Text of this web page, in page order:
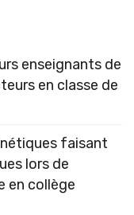
enseignants de
en classe de
faisant
lors de
en collège